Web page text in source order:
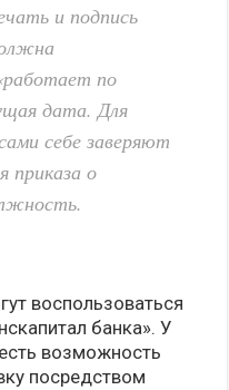
и подпись
по
дата. Для
себе заверяют
приказа о
воспользоваться
банка». У
возможность
посредством